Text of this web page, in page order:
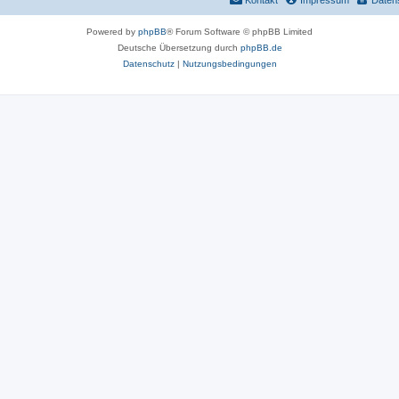
Powered by phpBB® Forum Software © phpBB Limited
Deutsche Übersetzung durch phpBB.de
Datenschutz| Nutzungsbedingungen